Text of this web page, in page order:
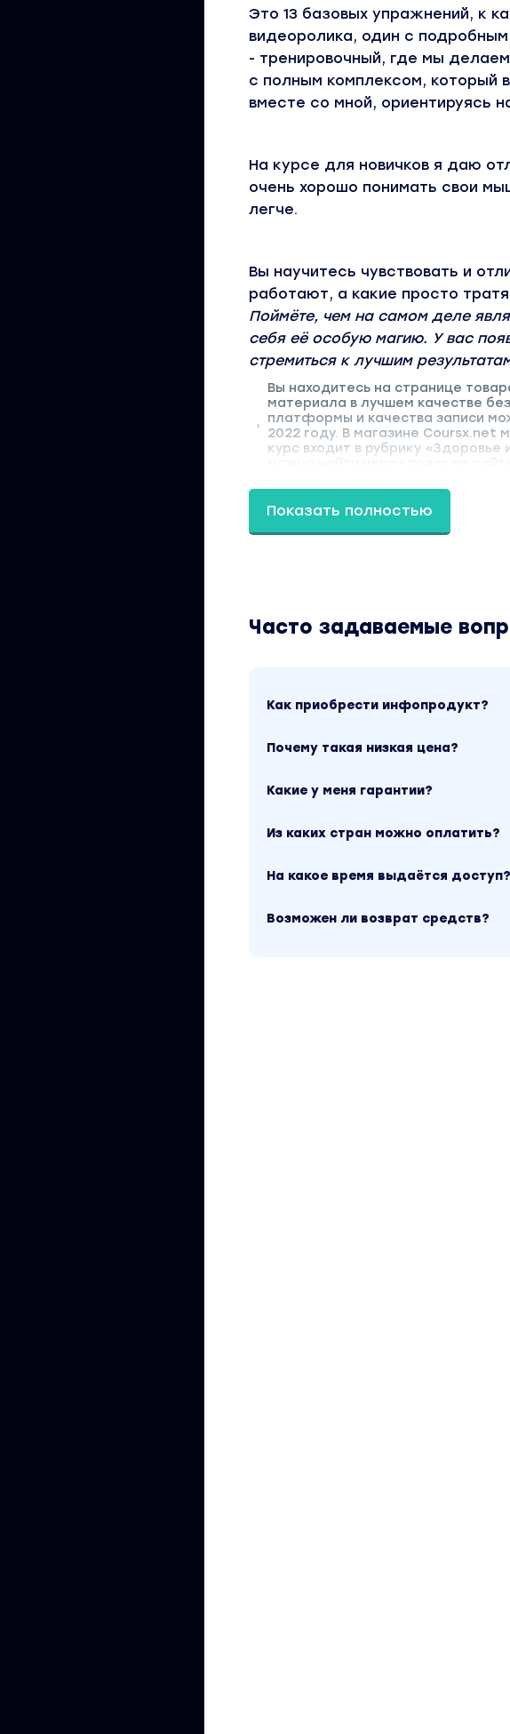
Это 13 базовых упражнений, к
видеоролика, один с
- тренировочный, где мы
с полным комплексом, который
вместе со мной, ориентируясь
На курсе для новичков я даю
очень хорошо понимать свои
легче.
Вы научитесь чувствовать и
работают, а какие просто
Поймёте, чем на самом деле
себя её особую магию. У вас
стремиться к лучшим
Вы находитесь на странице
материала в лучшем качестве
платформы и качества записи
2022 году. В магазине Coursx.net
курс входит в рубрику
Показать полностью
Часто задаваемые
Как приобрести инфопродукт?
Почему такая низкая цена?
Какие у меня гарантии?
Из каких стран можно оплатить?
На какое время выдаётся доступ?
Возможен ли возврат средств?